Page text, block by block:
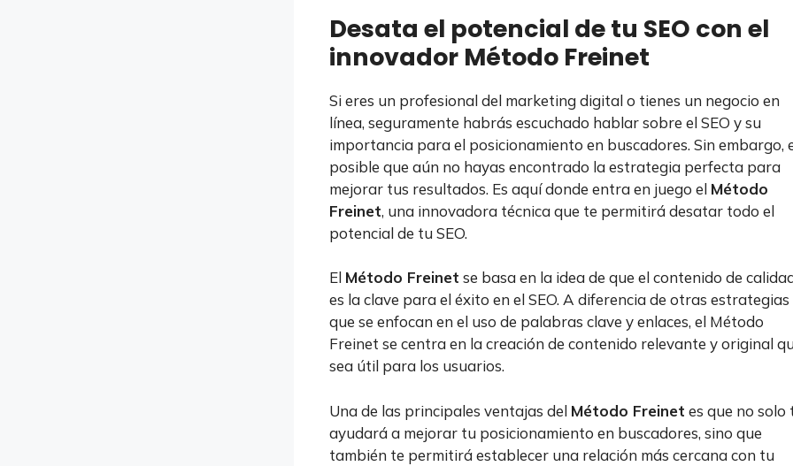
Desata el potencial de tu SEO con el
innovador Método Freinet
Si eres un profesional del marketing digital o tienes un negocio en
línea, seguramente habrás escuchado hablar sobre el SEO y su
importancia para el posicionamiento en buscadores. Sin embargo,
posible que aún no hayas encontrado la estrategia perfecta para
mejorar tus resultados. Es aquí donde entra en juego el Método
Freinet, una innovadora técnica que te permitirá desatar todo el
potencial de tu SEO.
El Método Freinet se basa en la idea de que el contenido de
es la clave para el éxito en el SEO. A diferencia de otras estrategias
que se enfocan en el uso de palabras clave y enlaces, el Método
Freinet se centra en la creación de contenido relevante y original
sea útil para los usuarios.
Una de las principales ventajas del Método Freinet es que no solo
ayudará a mejorar tu posicionamiento en buscadores, sino que
también te permitirá establecer una relación más cercana con tu